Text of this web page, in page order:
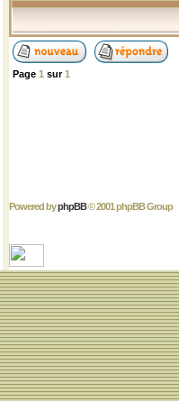
Page 1 sur1
Powered byphpBB© 2001 phpBB Group